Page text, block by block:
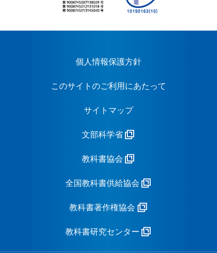
個人情報保護方針
このサイトのご利用にあたって
サイトマップ
文部科学省
教科書協会
全国教科書供給協会
教科書著作権協会
教科書研究センター